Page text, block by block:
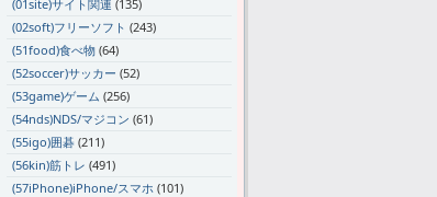
(01site)サイト関連 (135)
(02soft)フリーソフト (243)
(51food)食べ物 (64)
(52soccer)サッカー (52)
(53game)ゲーム (256)
(54nds)NDS/マジコン (61)
(55igo)囲碁 (211)
(56kin)筋トレ (491)
(57iPhone)iPhone/スマホ (101)